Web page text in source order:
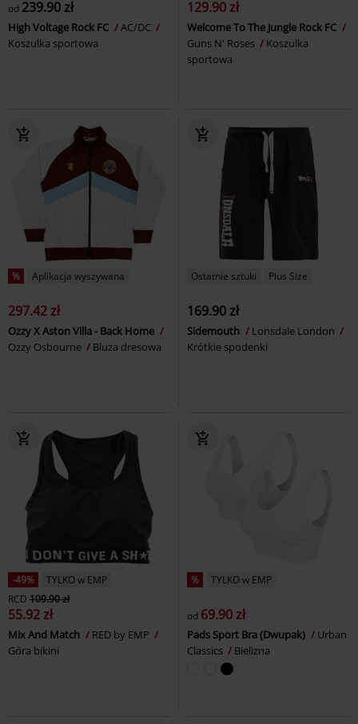
od 239.90 zł
High Voltage Rock FC
AC/DC
Koszulka sportowa
129.90 zł
Welcome To The Jungle Rock FC
Guns N' Roses
Koszulka
sportowa
% Aplikacja wyszywana
297.42 zł
Ozzy X Aston Villa - Back Home
Ozzy Osbourne
Bluza dresowa
Ostatnie sztuki Plus Size
169.90 zł
Sidemouth
Lonsdale London
Krótkie spodenki
-49%
TYLKO w EMP
RCD 109.90 zł
55.92 zł
Mix And Match
RED by EMP
Góra bikini
% TYLKO w EMP
od 69.90 zł
Pads Sport Bra (Dwupak)
Urban
Classics
Bielizna